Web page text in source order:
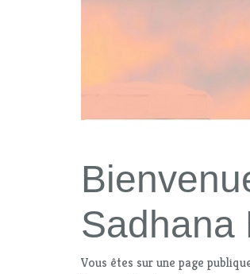
Sadhana
Vous êtes sur une page